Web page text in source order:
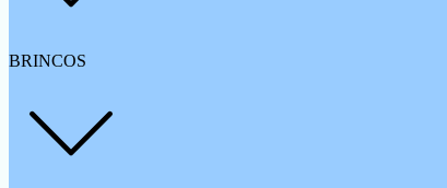
BRINCOS